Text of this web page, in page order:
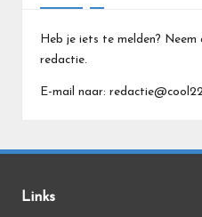
Heb je iets te melden?
redactie.
E-mail naar:
Links